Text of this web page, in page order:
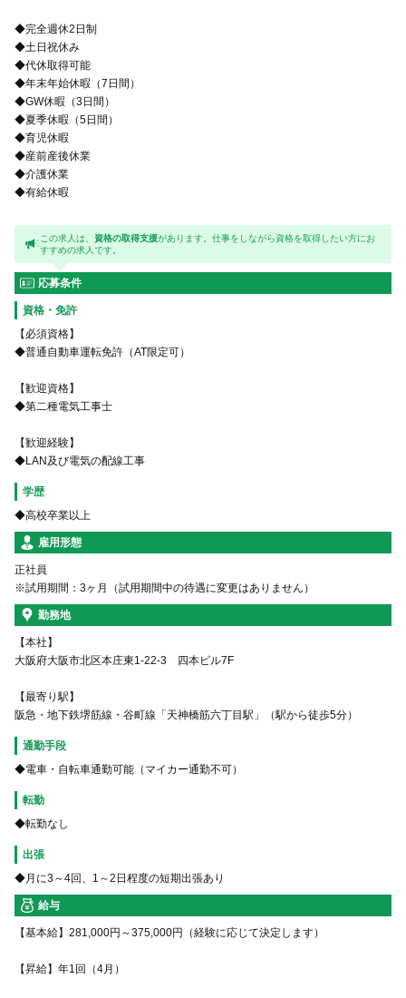
◆完全週休2日制
◆土日祝休み
◆代休取得可能
◆年末年始休暇（7日間）
◆GW休暇（3日間）
◆夏季休暇（5日間）
◆育児休暇
◆産前産後休業
◆介護休業
◆有給休暇
この求人は、資格の取得支援があります。仕事をしながら資格を取得したい方にお
すすめの求人です。
応募条件
資格・免許
【必須資格】
◆普通自動車運転免許（AT限定可）
【歓迎資格】
◆第二種電気工事士
【歓迎経験】
◆LAN及び電気の配線工事
学歴
◆高校卒業以上
雇用形態
正社員
※試用期間：3ヶ月（試用期間中の待遇に変更はありません）
勤務地
【本社】
大阪府大阪市北区本庄東1-22-3 四本ビル7F
【最寄り駅】
阪急・地下鉄堺筋線・谷町線「天神橋筋六丁目駅」（駅から徒歩5分）
通勤手段
◆電車・自転車通勤可能（マイカー通勤不可）
転勤
◆転勤なし
出張
◆月に3～4回、1～2日程度の短期出張あり
給与
【基本給】281,000円～375,000円（経験に応じて決定します）
【昇給】年1回（4月）